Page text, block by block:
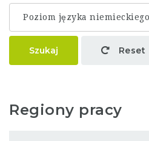
Szukaj Reset
Regiony pracy